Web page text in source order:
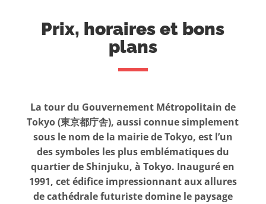
Prix, horaires et bons
plans
La tour du Gouvernement Métropolitain de
Tokyo (東京都庁舎), aussi connue simplement
sous le nom de la mairie de Tokyo, est l’un
des symboles les plus emblématiques du
quartier de Shinjuku, à Tokyo. Inauguré en
1991, cet édifice impressionnant aux allures
de cathédrale futuriste domine le paysage